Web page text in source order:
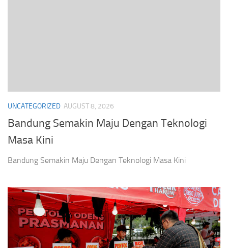
UNCATEGORIZED AUGUST 8, 2026
Bandung Semakin Maju Dengan Teknologi
Masa Kini